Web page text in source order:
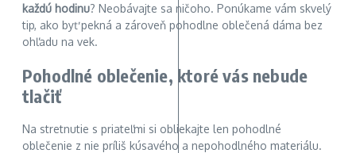
každú hodinu? Neobávajte sa ničoho. Ponúkame vám skvelý
tip, ako byť pekná a zároveň pohodlne oblečená dáma bez
ohľadu na vek.
Pohodlné oblečenie, ktoré vás nebude
tlačiť
Na stretnutie s priateľmi si obliekajte len pohodlné
oblečenie z nie príliš kúsavého a nepohodlného materiálu.